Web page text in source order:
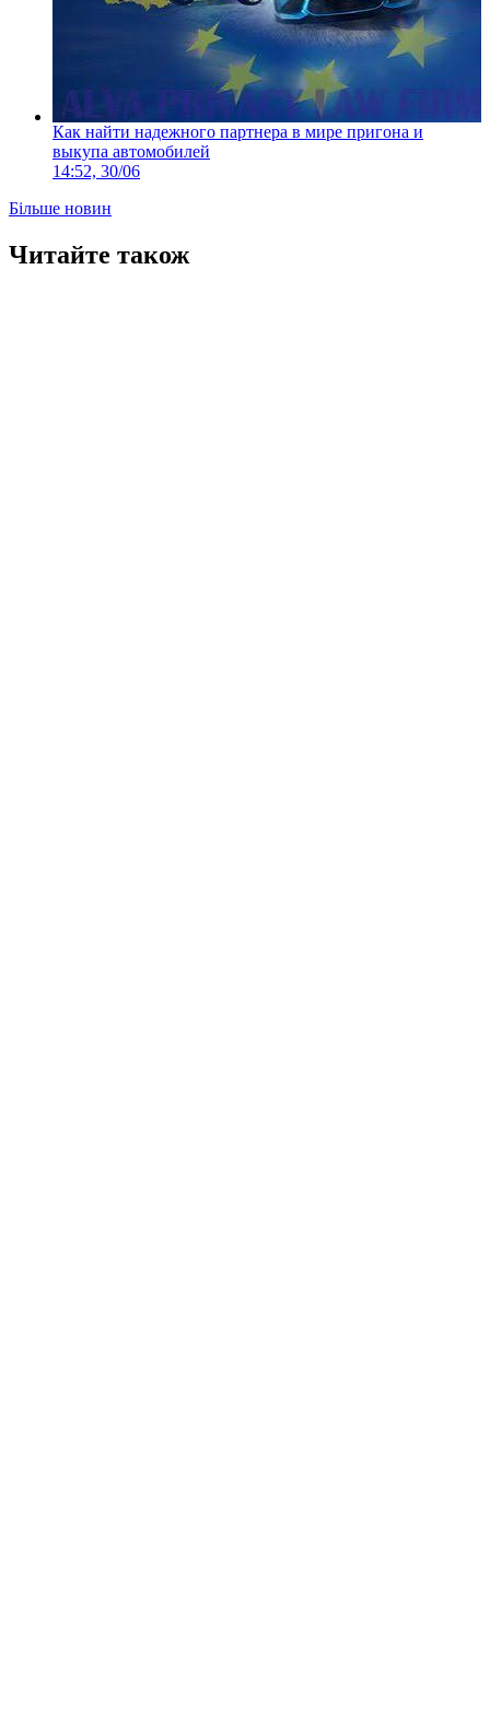
Как найти надежного партнера в мире пригона и
выкупа автомобилей
14:52, 30/06
Більше новин
Читайте також